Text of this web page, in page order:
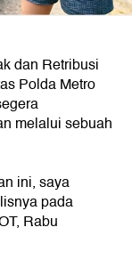
dan Retribusi
Polda Metro
melalui sebuah
ini, saya
pada
Rabu